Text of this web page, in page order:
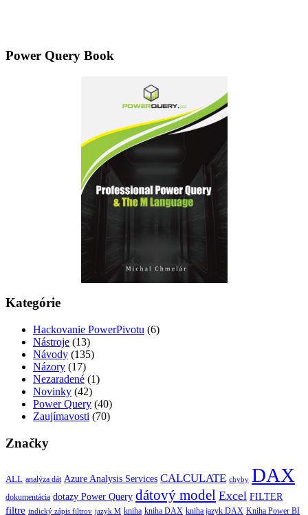
Power Query Book
Kategórie
Hackovanie PowerPivotu (6)
Nástroje (13)
Návody (135)
Názory (17)
Nezaradené (1)
Novinky (42)
Power Query (40)
Zaujímavosti (70)
Značky
ALL analýza dát Azure Analysis Services CALCULATE chyby DAX
dokumentácia dotazy Power Query dátový model Excel FILTER
filtre indický zápis filtrov jazyk M kniha kniha DAX kniha jazyk DAX Kniha Power BI